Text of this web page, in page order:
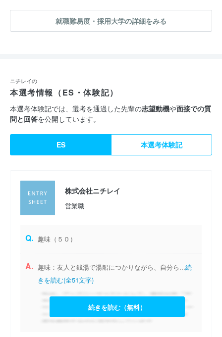
就職難易度・採用大学の詳細をみる
ニチレイの
本選考情報（ES・体験記）
本選考体験記では、選考を通過した先輩の志望動機や面接での質
問と回答を公開しています。
ES 本選考体験記
株式会社ニチレイ
営業職
Q. 趣味（５０）
A. 趣味：友人と銭湯で湯船につかりながら、自分ら...続
きを読む(全51文字)
続きを読む（無料）